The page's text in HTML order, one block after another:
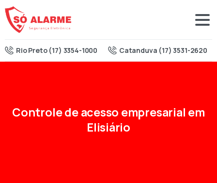
Rio Preto (17) 3354-1000 Catanduva (17) 3531-2620
Controledeacesso empresarial em
Elisiário